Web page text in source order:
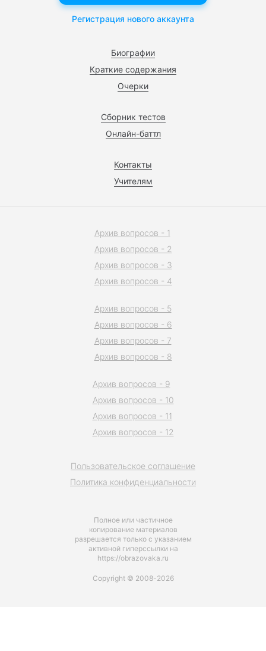
Биографии
Краткие содержания
Очерки
Сборник тестов
Онлайн-баттл
Контакты
Учителям
Регистрация нового аккаунта
Полное или частичное
копирование материалов
разрешается только с указанием
активной гиперссылки на
https://obrazovaka.ru
Пользовательское соглашение
Политика конфиденциальности
Архив вопросов - 1
Архив вопросов - 2
Архив вопросов - 3
Архив вопросов - 4
Архив вопросов - 5
Архив вопросов - 6
Архив вопросов - 7
Архив вопросов - 8
Архив вопросов - 9
Архив вопросов - 10
Архив вопросов - 11
Архив вопросов - 12
Copyright © 2008-2026